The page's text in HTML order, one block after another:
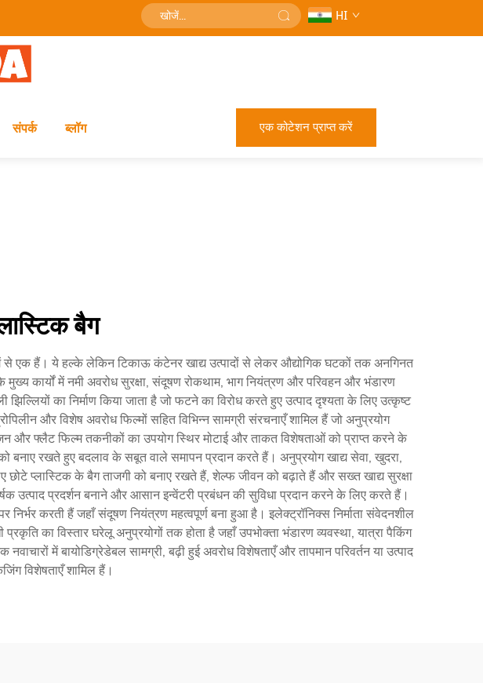
HI
संपर्क ब्लॉग एक कोटेशन प्राप्त करें
बैग
एक हैं। ये हल्के लेकिन टिकाऊ कंटेनर खाद्य उत्पादों से लेकर औद्योगिक घटकों तक अनगिनत
कार्यों में नमी अवरोध सुरक्षा, संदूषण रोकथाम, भाग नियंत्रण और परिवहन और भंडारण
का निर्माण किया जाता है जो फटने का विरोध करते हुए उत्पाद दृश्यता के लिए उत्कृष्ट
और विशेष अवरोध फिल्मों सहित विभिन्न सामग्री संरचनाएँ शामिल हैं जो अनुप्रयोग
और फ्लैट फिल्म तकनीकों का उपयोग स्थिर मोटाई और ताकत विशेषताओं को प्राप्त करने के
रखते हुए बदलाव के सबूत वाले समापन प्रदान करते हैं। अनुप्रयोग खाद्य सेवा, खुदरा,
छोटे प्लास्टिक के बैग ताजगी को बनाए रखते हैं, शेल्फ जीवन को बढ़ाते हैं और सख्त खाद्य सुरक्षा
उत्पाद प्रदर्शन बनाने और आसान इन्वेंटरी प्रबंधन की सुविधा प्रदान करने के लिए करते हैं।
करती हैं जहाँ संदूषण नियंत्रण महत्वपूर्ण बना हुआ है। इलेक्ट्रॉनिक्स निर्माता संवेदनशील
का विस्तार घरेलू अनुप्रयोगों तक होता है जहाँ उपभोक्ता भंडारण व्यवस्था, यात्रा पैकिंग
में बायोडिग्रेडेबल सामग्री, बढ़ी हुई अवरोध विशेषताएँ और तापमान परिवर्तन या उत्पाद
विशेषताएँ शामिल हैं।